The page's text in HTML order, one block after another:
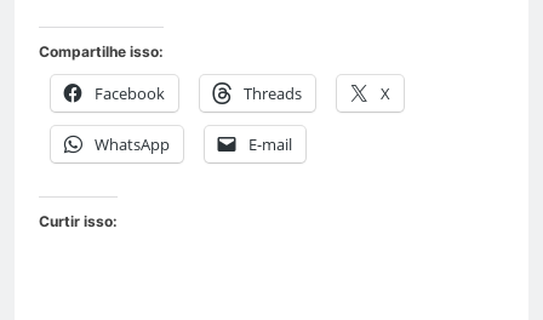
Compartilhe isso:
Facebook Threads X
WhatsApp E-mail
Curtir isso: